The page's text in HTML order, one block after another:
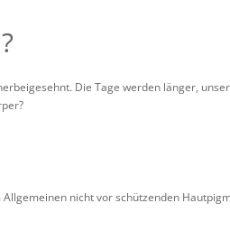
Die Tage werden länger,
nicht vor schützenden